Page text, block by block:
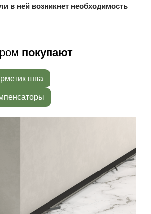
в ней возникнет необходимость
покупают
шва